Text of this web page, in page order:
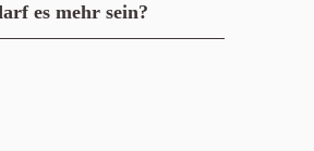
es mehr sein?